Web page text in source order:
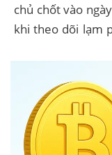
chủ chốt vào
khi theo dõi lạm